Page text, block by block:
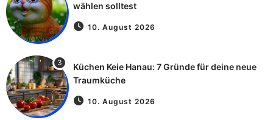
wählen solltest
10. August 2026
3
Küchen Keie Hanau: 7 Gründe für deine neue
Traumküche
10. August 2026